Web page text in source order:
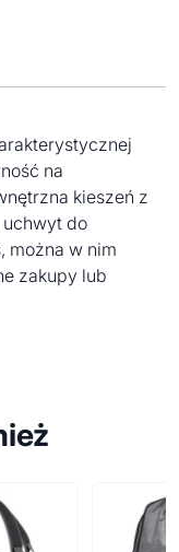
na
kieszeń z
uchwyt do
można w nim
zakupy lub